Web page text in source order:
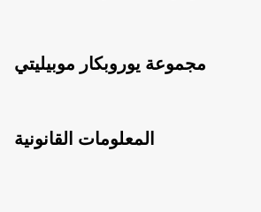
مجموعة يوروبكار موبيليتي
المعلومات القانونية